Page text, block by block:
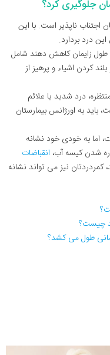
جلوگیری کرد؟
اجتناب ناپذیر است. با این
درد بردارد.
طول زایمان کاهش دهند شامل
کردن اشیاء و پرهیز از
درد شدید یا علائم
به اورژانس بیمارستان
اما به خودی خود نشانه
شدن کیسه آب، انقباضات
نیز می تواند نشانه
چیست؟
طول می کشد؟